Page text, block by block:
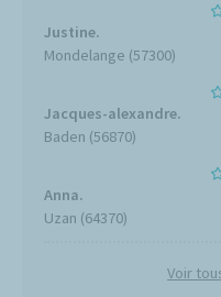
Justine.
Mondelange (57300)
Jacques-alexandre.
Baden (56870)
Anna.
Uzan (64370)
Voir